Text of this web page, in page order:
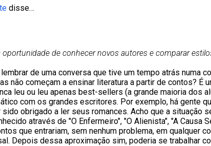
disse…
oportunidade de conhecer novos autores e comparar
de uma conversa que tive um tempo atrás numa
não começam a ensinar literatura a partir de contos? É
leu ou leu apenas best-sellers (a grande maioria dos
com os grandes escritores. Por exemplo, há gente
obrigado a ler seus romances. Acho que a situação
através de "O Enfermeiro", "O Alienista", "A Causa
que entrariam, sem nenhum problema, em qualquer
Depois dessa aproximação sim, poderia se trabalhar